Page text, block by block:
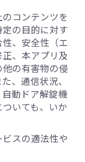
のコンテンツを
の目的に対す
、安全性（エ
、本アプリ及
の有害物の侵
、通信状況、
動ドア解錠機
いても、いか
ビスの適法性や